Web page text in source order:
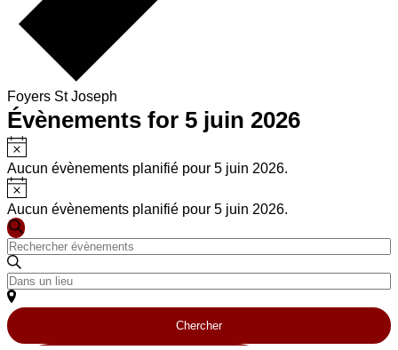
Foyers St Joseph
Évènements for 5 juin 2026
Notice
Aucun évènements planifié pour 5 juin 2026.
Notice
Aucun évènements planifié pour 5 juin 2026.
Recherche
et
navigation
de
Recherche
Saisir
mot-
clé.
Rechercher
Évènements
par
mot-
Renseignez
le
lieu.
Rechercher
pour
Chercher